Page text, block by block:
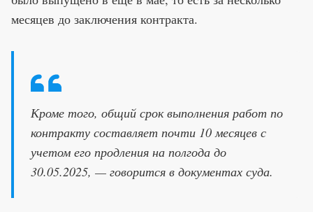
месяцев до заключения контракта.
Кроме того, общий срок выполнения работ по
контракту составляет почти 10 месяцев с
учетом его продления на полгода до
30.05.2025, — говорится в документах суда.